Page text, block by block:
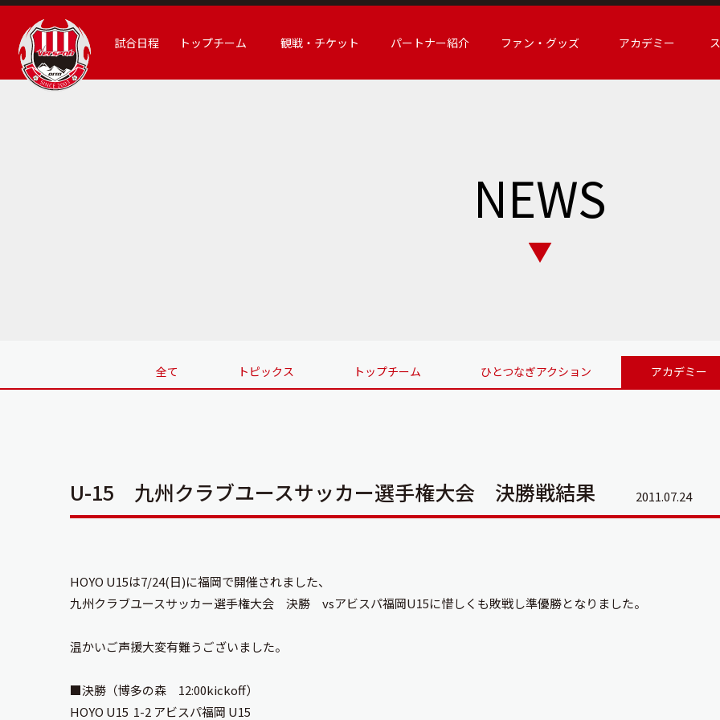
試合日程 トップチーム 観戦・チケット パートナー紹介 ファン・グッズ アカデミー
NEWS
全て トピックス トップチーム ひとつなぎアクション アカデミー
U-15 九州クラブユースサッカー選手権大会 決勝戦結果 2011.07.24
HOYO U15は7/24(日)に福岡で開催されました、
九州クラブユースサッカー選手権大会 決勝 vsアビスパ福岡U15に惜しくも敗戦し準優勝となりました。
温かいご声援大変有難うございました。
■決勝（博多の森 12:00kickoff）
HOYO U15 1-2 アビスパ福岡 U15